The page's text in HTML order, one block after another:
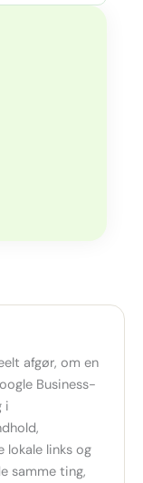
afgør, om en
Business-
i
lokale links og
samme ting,